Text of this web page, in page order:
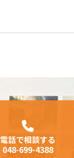
電話で相談する
048-699-4388